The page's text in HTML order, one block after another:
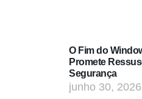
O Fim do
Promete
Segurança
junho 30, 2026